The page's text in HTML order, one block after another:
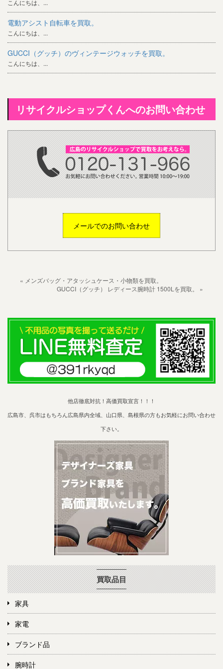
こんにちは、...
電動アシスト自転車を買取。
こんにちは、...
GUCCI（グッチ）のヴィンテージウォッチを買取。
こんにちは、...
リサイクルショップくんへのお問い合わせ
メールでのお問い合わせ
« メンズバッグ・アタッシュケース・小物類を買取。
GUCCI（グッチ） レディース腕時計 1500Lを買取。 »
他店徹底対抗！高価買取宣言！！！
広島市、呉市はもちろん広島県内全域、山口県、島根県の方もお気軽にお問い合わせ
下さい。
買取品目
家具
家電
ブランド品
腕時計